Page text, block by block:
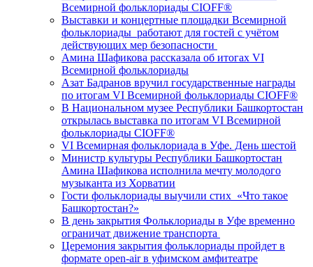
Всемирной фольклориады CIOFF®️
Выставки и концертные площадки Всемирной
фольклориады работают для гостей с учётом
действующих мер безопасности
Амина Шафикова рассказала об итогах VI
Всемирной фольклориады
Азат Бадранов вручил государственные награды
по итогам VI Всемирной фольклориады CIOFF®️
В Национальном музее Республики Башкортостан
открылась выставка по итогам VI Всемирной
фольклориады CIOFF®
VI Всемирная фольклориада в Уфе. День шестой
Министр культуры Республики Башкортостан
Амина Шафикова исполнила мечту молодого
музыканта из Хорватии
Гости фольклориады выучили стих «Что такое
Башкортостан?»
В день закрытия Фольклориады в Уфе временно
ограничат движение транспорта
Церемония закрытия фольклориады пройдет в
формате open-air в уфимском амфитеатре